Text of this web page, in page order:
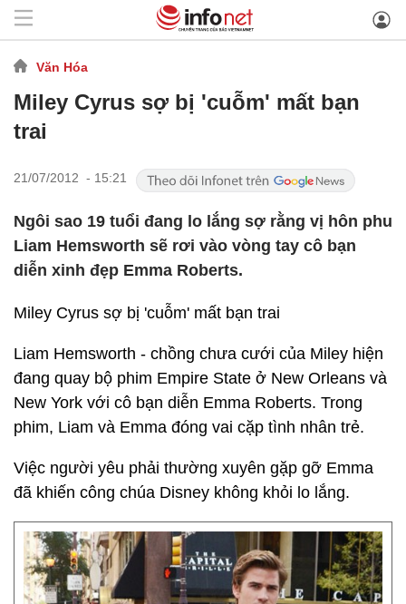
Văn Hóa
Miley Cyrus sợ bị 'cuỗm' mất bạn
trai
21/07/2012 - 15:21
Ngôi sao 19 tuổi đang lo lắng sợ rằng vị hôn phu
Liam Hemsworth sẽ rơi vào vòng tay cô bạn
diễn xinh đẹp Emma Roberts.
Miley Cyrus sợ bị 'cuỗm' mất bạn trai
Liam Hemsworth - chồng chưa cưới của Miley hiện
đang quay bộ phim Empire State ở New Orleans và
New York với cô bạn diễn Emma Roberts. Trong
phim, Liam và Emma đóng vai cặp tình nhân trẻ.
Việc người yêu phải thường xuyên gặp gỡ Emma
đã khiến công chúa Disney không khỏi lo lắng.